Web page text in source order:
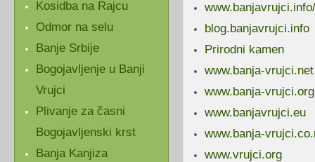
Kosidba na Rajcu
Odmor na selu
Banje Srbije
Bogojavljenje u Banji
Vrujci
Plivanje za časni
Bogojavljenski krst
Banja Kanjiza
blog.banjavrujci.info
Prirodni kamen
www.banja-vrujci.net
www.banja-vrujci.org
www.banjavrujci.eu
www.banja-
www.vrujci.org